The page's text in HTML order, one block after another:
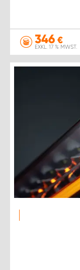
346 €
EXKL. 17 % MWST.